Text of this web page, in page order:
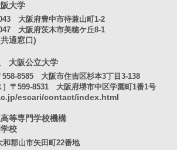
大学
大阪府豊中市待兼山町1-2
大阪府茨木市美穂ケ丘8-1
通窓口)
大阪公立大学
558-8585 大阪市住吉区杉本3丁目3-138
］〒599-8531 大阪府堺市中区学園町1番1号
escari/contact/index.html
等専門学校機構
校
郡山市矢田町22番地